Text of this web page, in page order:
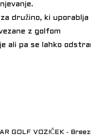
za družino, ki
z golfom
ali pa se lahko